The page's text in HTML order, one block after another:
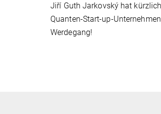
Jiří Guth Jarkovský hat
Quanten-Start-up-
Werdegang!